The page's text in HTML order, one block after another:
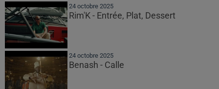
24 octobre 2025
Rim'K - Entrée, Plat, Dessert
24 octobre 2025
Benash - Calle